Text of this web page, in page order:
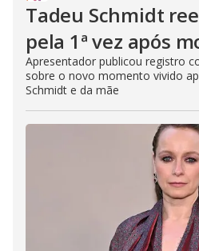
Tadeu Schmidt
pela 1ª vez após
Apresentador publicou registro
sobre o novo momento vivido
Schmidt e da mãe